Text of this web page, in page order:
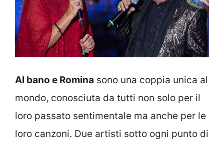
Al bano e Romina sono una coppia unica al
mondo, conosciuta da tutti non solo per il
loro passato sentimentale ma anche per le
loro canzoni. Due artisti sotto ogni punto di